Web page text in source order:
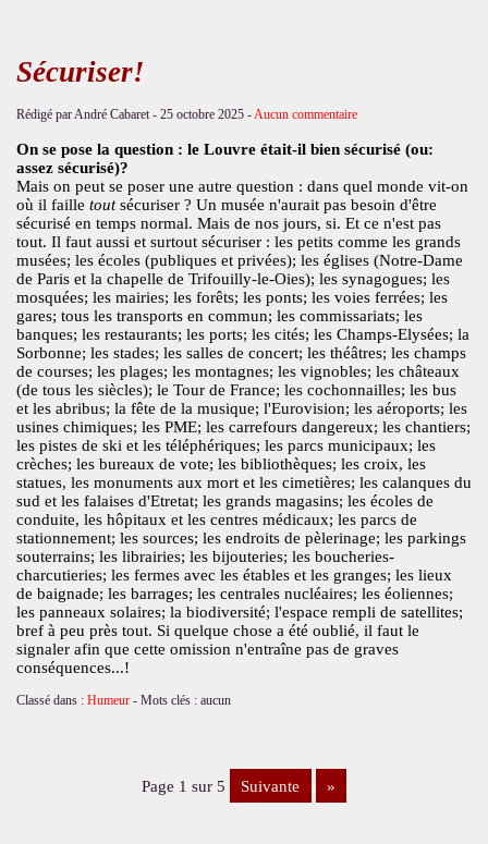
Sécuriser!
Rédigé par André Cabaret - 25 octobre 2025-Aucun commentaire
On se pose la question : le Louvre était-il bien sécurisé (ou:
assez sécurisé)?
Mais on peut se poser une autre question : dans quel monde vit-on
où il faille toutsécuriser ? Un musée n'aurait pas besoin d'être
sécurisé en temps normal. Mais de nos jours, si. Et ce n'est pas
tout. Il faut aussi et surtout sécuriser : les petits comme les grands
musées; les écoles (publiques et privées); les églises (Notre-Dame
de Paris et la chapelle de Trifouilly-le-Oies); les synagogues; les
mosquées; les mairies; les forêts; les ponts; les voies ferrées; les
gares; tous les transports en commun; les commissariats; les
banques; les restaurants; les ports; les cités; les Champs-Elysées; la
Sorbonne; les stades; les salles de concert; les théâtres; les champs
de courses; les plages; les montagnes; les vignobles; les châteaux
(de tous les siècles); le Tour de France; les cochonnailles; les bus
et les abribus; la fête de la musique; l'Eurovision; les aéroports; les
usines chimiques; les PME; les carrefours dangereux; les chantiers;
les pistes de ski et les téléphériques; les parcs municipaux; les
crèches; les bureaux de vote; les bibliothèques; les croix, les
statues, les monuments aux mort et les cimetières; les calanques du
sud et les falaises d'Etretat; les grands magasins; les écoles de
conduite, les hôpitaux et les centres médicaux; les parcs de
stationnement; les sources; les endroits de pèlerinage; les parkings
souterrains; les librairies; les bijouteries; les boucheries-
charcutieries; les fermes avec les étables et les granges; les lieux
de baignade; les barrages; les centrales nucléaires; les éoliennes;
les panneaux solaires; la biodiversité; l'espace rempli de satellites;
bref à peu près tout. Si quelque chose a été oublié, il faut le
signaler afin que cette omission n'entraîne pas de graves
conséquences...!
Classé dans : Humeur- Mots clés : aucun
page 1 sur 5 suivante »